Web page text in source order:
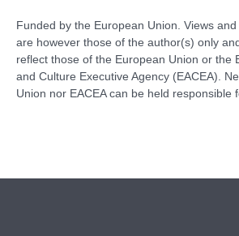
Funded by the European Union. Views
are however those of the author(s) only
reflect those of the European Union or the
and Culture Executive Agency (EACEA).
Union nor EACEA can be held responsible